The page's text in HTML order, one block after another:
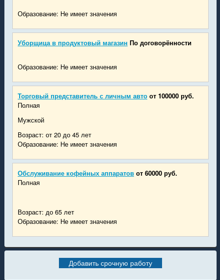
Образование: Не имеет значения
Уборщица в продуктовый магазин По договорённости
Образование: Не имеет значения
Торговый представитель с личным авто от 100000 руб.
Полная
Мужской
Возраст: от 20 до 45 лет
Образование: Не имеет значения
Обслуживание кофейных аппаратов от 60000 руб.
Полная
Возраст: до 65 лет
Образование: Не имеет значения
Добавить срочную работу